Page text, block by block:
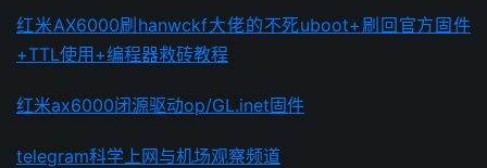
红米AX6000刷hanwckf大佬的不死uboot+刷回官方固件
+TTL使用+编程器救砖教程
红米ax6000闭源驱动op/GL.inet固件
telegram科学上网与机场观察频道